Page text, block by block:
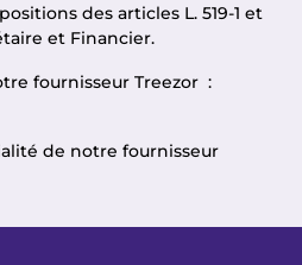
des articles L. 519-1 et
et Financier.
fournisseur Treezor :
de notre fournisseur